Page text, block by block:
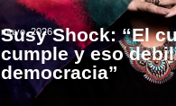
mayo, 2026
Susy Shock: “El
cumple y eso
democracia”